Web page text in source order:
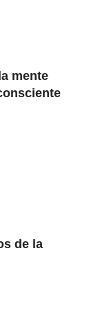
mente
de la